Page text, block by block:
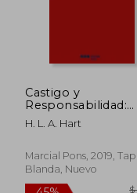
Castigo y
Responsabilidad:
Ensayos de
del Derecho
H. L. A. Hart
Marcial Pons, 2019,
Blanda, Nuevo